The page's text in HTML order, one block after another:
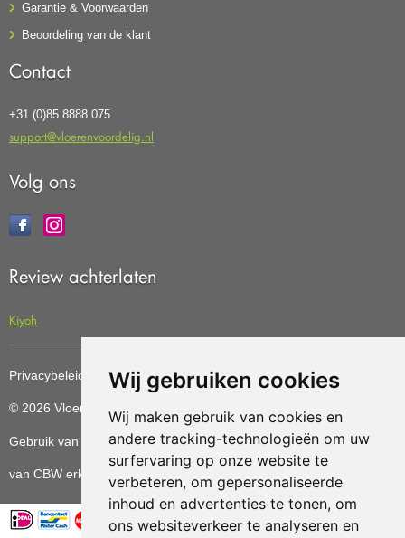
Wij gebruiken cookies
Wij maken gebruik van cookies en
andere tracking-technologieën om uw
surfervaring op onze website te
verbeteren, om gepersonaliseerde
inhoud en advertenties te tonen, om
ons websiteverkeer te analyseren en
Garantie & Voorwaarden
Beoordeling van de klant
Contact
+31 (0)85 8888 075
support@vloerenvoordelig.nl
Volg ons
Review achterlaten
Kiyoh
Privacybeleid Cookiebeleid Update cookies preferences
© 2026 Vloerenvoordelig Deze website is ontwikkeld door AGN
Gebruik van deze site betekent dat u dealgemene voorwaarden
van CBW erkende woonwinkels accepteert.